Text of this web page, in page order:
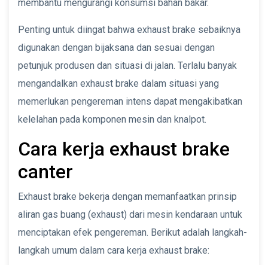
membantu mengurangi konsumsi bahan bakar.
Penting untuk diingat bahwa exhaust brake sebaiknya
digunakan dengan bijaksana dan sesuai dengan
petunjuk produsen dan situasi di jalan. Terlalu banyak
mengandalkan exhaust brake dalam situasi yang
memerlukan pengereman intens dapat mengakibatkan
kelelahan pada komponen mesin dan knalpot.
Cara kerja exhaust brake
canter
Exhaust brake bekerja dengan memanfaatkan prinsip
aliran gas buang (exhaust) dari mesin kendaraan untuk
menciptakan efek pengereman. Berikut adalah langkah-
langkah umum dalam cara kerja exhaust brake: